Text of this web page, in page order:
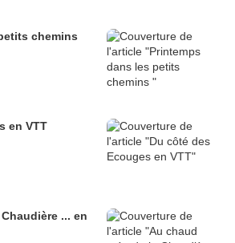
chemins
en VTT
... en